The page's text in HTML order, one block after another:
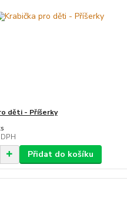
děti - Příšerky
Přidat do košíku